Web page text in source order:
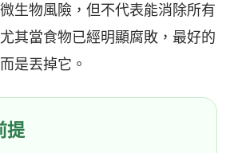
生物風險，但不代表能消除所有
其當食物已經明顯腐敗，最好的
是丟掉它。
提